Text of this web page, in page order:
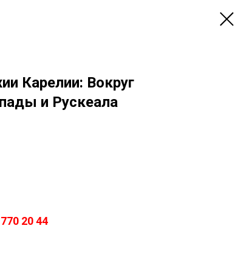
Карелии: Вокруг
и Рускеала
20 44